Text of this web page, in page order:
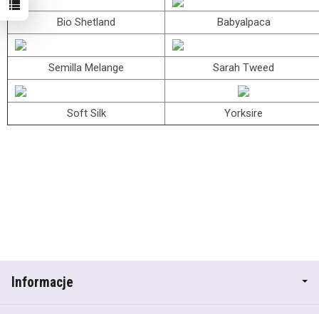
Bio Shetland Babyalpaca
Semilla Melange Sarah Tweed
Soft Silk Yorksire
Informacje